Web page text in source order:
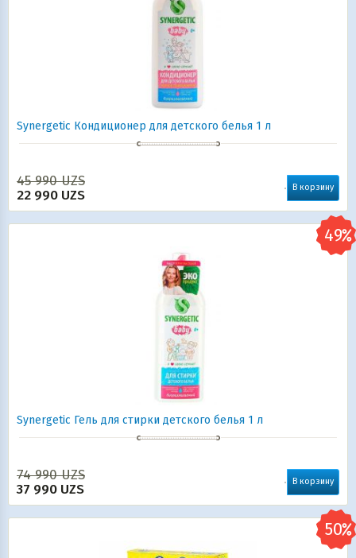
Synergetic Кондиционер для детского белья 1 л
45 990UZS
22 990 UZS В корзину
Synergetic Гель для стирки детского белья 1 л
74 990UZS
37 990 UZS В корзину